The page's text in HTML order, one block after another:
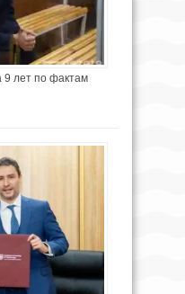
9 лет по фактам